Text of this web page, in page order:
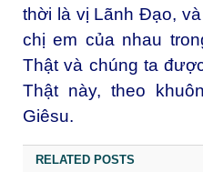
thời là vị Lãnh Đạo,
chị em của nhau
Thật và chúng ta
Thật này, theo
Giêsu.
RELATED POSTS